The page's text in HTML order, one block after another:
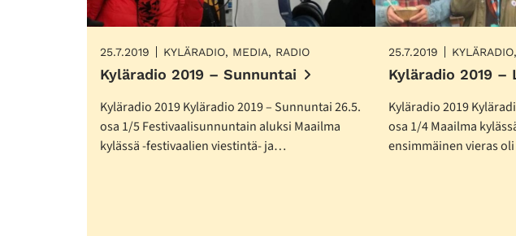
25.7.2019 KYLÄRADIO, MEDIA, RADIO
Kyläradio 2019 – Sunnuntai
Kyläradio 2019 Kyläradio 2019 – Sunnuntai 26.5.
osa 1/5 Festivaalisunnuntain aluksi Maailma
kylässä -festivaalien viestintä- ja…
25.7.2019
Kyläradio 2019 –
Kyläradio 2019
osa 1/4 Maailma
ensimmäinen vieras